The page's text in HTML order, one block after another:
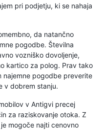
pri podjetju, ki se nahaja
da natančno
pogodbe. Številna
vozniško dovoljenje,
kartico za polog. Prav tako
najemne pogodbe preverite
v dobrem stanju.
v Antigvi precej
za raziskovanje otoka. Z
mogoče najti cenovno